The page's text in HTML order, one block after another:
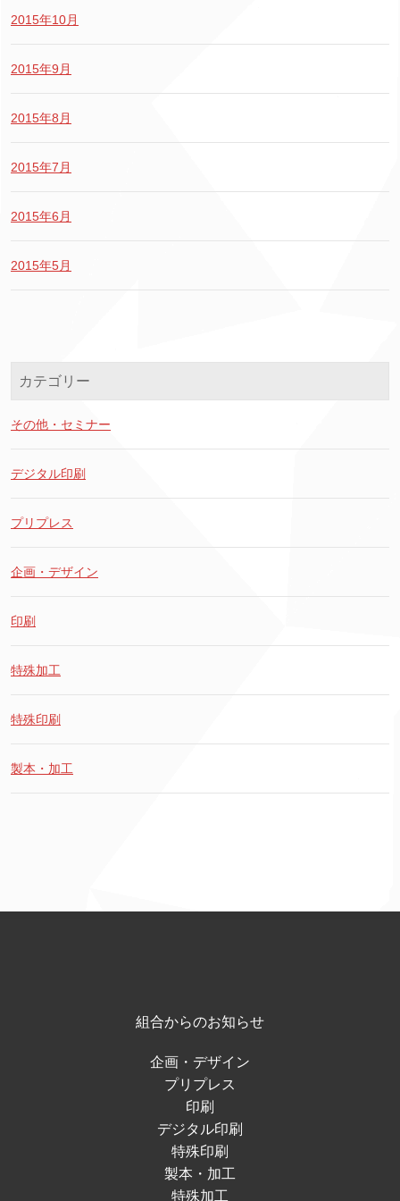
2015年10月
2015年9月
2015年8月
2015年7月
2015年6月
2015年5月
カテゴリー
その他・セミナー
デジタル印刷
プリプレス
企画・デザイン
印刷
特殊加工
特殊印刷
製本・加工
組合からのお知らせ
企画・デザイン
プリプレス
印刷
デジタル印刷
特殊印刷
製本・加工
特殊加工